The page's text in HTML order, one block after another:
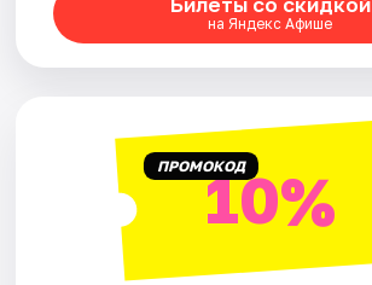
на Яндекс Афише
ПРОМОКОД10%